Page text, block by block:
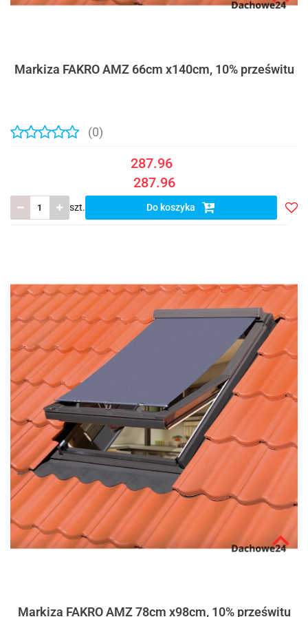
Markiza FAKRO AMZ 66cm x140cm, 10% prześwitu
(0)
287.96
287.96
szt. Do koszyka
Markiza FAKRO AMZ 78cm x98cm, 10% prześwitu